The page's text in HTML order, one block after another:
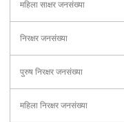
महिला साक्षर जनसंख्या
निरक्षर जनसंख्या
पुरुष निरक्षर जनसंख्या
महिला निरक्षर जनसंख्या